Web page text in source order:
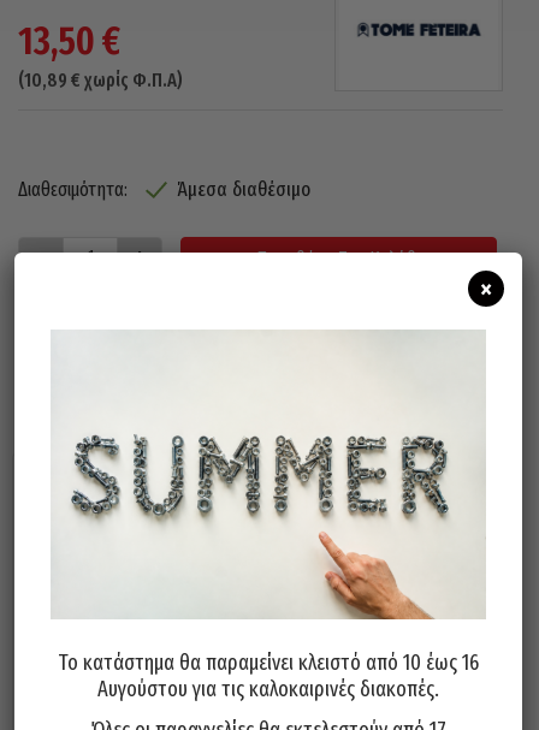
13,50€
(10,89 € χωρίς Φ.Π.Α)
Διαθεσιμότητα: Άμεσα διαθέσιμο
Προσθήκη Στο Καλάθι
Το κατάστημα θα παραμείνει κλειστό από 10 έως 16
Αυγούστου για τις καλοκαιρινές διακοπές.
×